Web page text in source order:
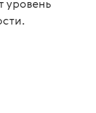
уровень